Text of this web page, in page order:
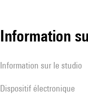
Information
Information sur le studio
Dispositif électronique